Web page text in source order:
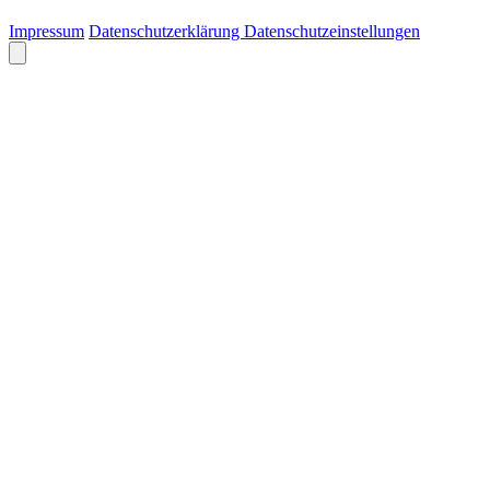
Impressum Datenschutzerklärung Datenschutzeinstellungen